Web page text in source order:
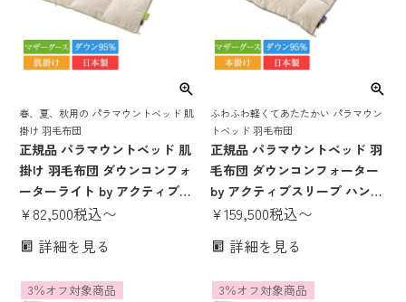
春、夏、秋用の パラマウントベッド 肌
掛け 羽毛布団
正規品 パラマウントベッド 肌
掛け 羽毛布団 ダウンコンフォ
ーターライト by アクティブス
リープ ハンガリー産ホワイト
ントベッド製 羽毛ふとん 暖か
ーター アクティブスリープ 掛
¥82,500税込〜
詳細を見る
ふわふわ軽くてあたたかい パラマウン
トベッド 羽毛布団
正規品 パラマウントベッド 羽
毛布団 ダウンコンフォーター
by アクティブスリープ ハンガ
リー産ホワイトマザーグース
ベッド製 マザーグース 羽毛ふ
ンコンフォーター 掛け布団 本
¥159,500税込〜
詳細を見る
3％オフ対象商品 3％オフ対象商品